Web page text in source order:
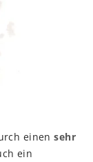
einensehr
ein